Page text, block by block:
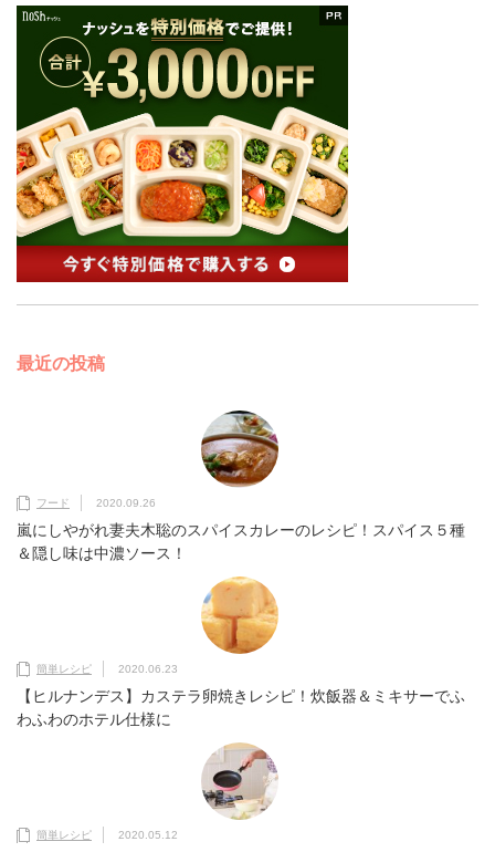
最近の投稿
フード 2020.09.26
嵐にしやがれ妻夫木聡のスパイスカレーのレシピ！スパイス５種
＆隠し味は中濃ソース！
簡単レシピ 2020.06.23
【ヒルナンデス】カステラ卵焼きレシピ！炊飯器＆ミキサーでふ
わふわのホテル仕様に
簡単レシピ 2020.05.12